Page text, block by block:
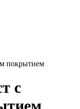
покрытием
с